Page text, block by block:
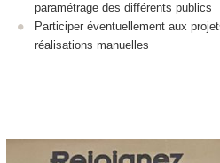
paramétrage des différents publics
Participer éventuellement aux
réalisations manuelles